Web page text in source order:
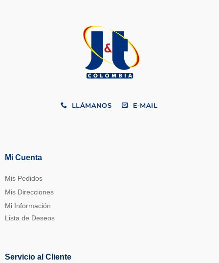
LLÁMANOS E-MAIL
Mi Cuenta
Mis Pedidos
Mis Direcciones
Mi Información
Lista de Deseos
Servicio al Cliente